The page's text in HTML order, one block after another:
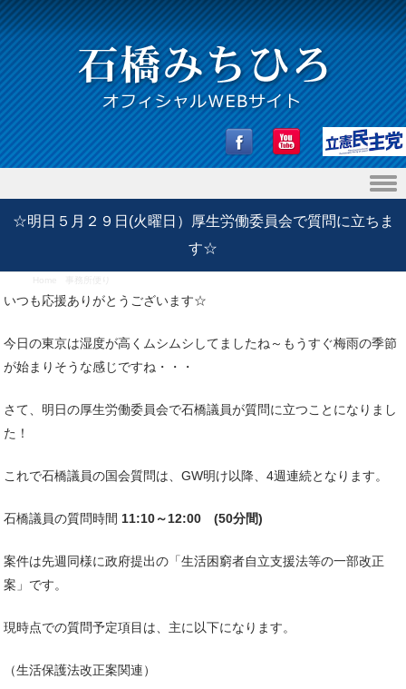
Skip to content
☆明日５月２９日(火曜日）厚生労働委員会で質問に立ちま
す☆
いつも応援ありがとうございます☆
今日の東京は湿度が高くムシムシしてましたね～もうすぐ梅雨の季節
が始まりそうな感じですね・・・
さて、明日の厚生労働委員会で石橋議員が質問に立つことになりまし
た！
これで石橋議員の国会質問は、GW明け以降、4週連続となります。
石橋議員の質問時間 11:10～12:00 (50分間)
案件は先週同様に政府提出の「生活困窮者自立支援法等の一部改正
案」です。
現時点での質問予定項目は、主に以下になります。
（生活保護法改正案関連）